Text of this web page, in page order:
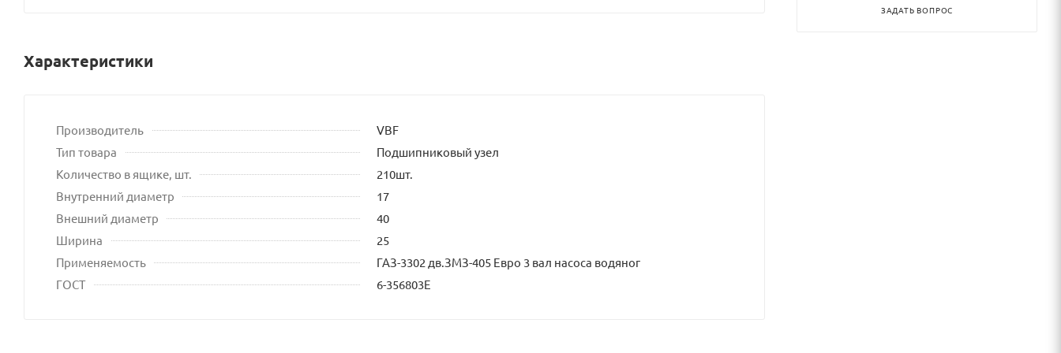
Характеристики
Производитель
VBF
Тип товара
Подшипниковый узел
Количество в ящике, шт.
210шт.
Внутренний диаметр
17
Внешний диаметр
40
Ширина
25
Применяемость
ГАЗ-3302 дв.ЗМЗ-405 Евро 3 вал насоса водяног
ГОСТ
6-356803Е
ЗАДАТЬ ВОПРОС